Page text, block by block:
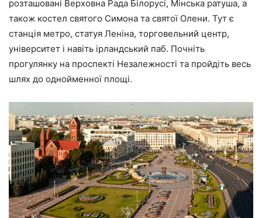
розташовані Верховна Рада Білорусі, Мінська ратуша, а
також костел святого Симона та святої Олени. Тут є
станція метро, статуя Леніна, торговельний центр,
університет і навіть ірландський паб. Почніть
прогулянку на проспекті Незалежності та пройдіть весь
шлях до однойменної площі.